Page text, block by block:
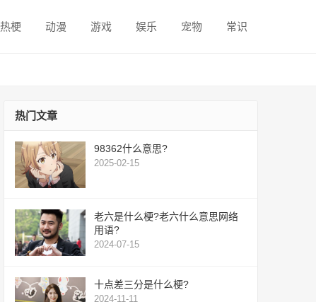
热梗 动漫 游戏 娱乐 宠物 常识
热门文章
98362什么意思?
2025-02-15
老六是什么梗?老六什么意思网络
用语?
2024-07-15
十点差三分是什么梗?
2024-11-11